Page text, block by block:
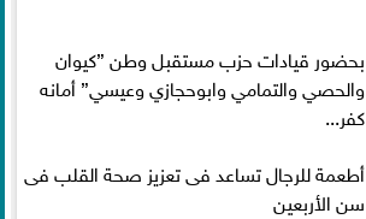
بحضور قيادات حزب مستقبل وطن ”كيوان
والحصي والتمامي وابوحجازي وعيسي” أمانه
كفر...
أطعمة للرجال تساعد فى تعزيز صحة القلب فى
سن الأربعين